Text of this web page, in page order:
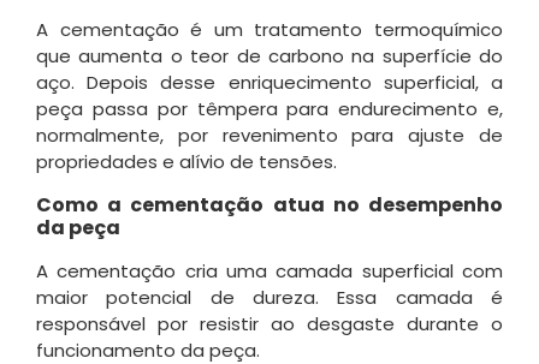
A cementação é um tratamento termoquímico
que aumenta o teor de carbono na superfície do
aço. Depois desse enriquecimento superficial, a
peça passa por têmpera para endurecimento e,
normalmente, por revenimento para ajuste de
propriedades e alívio de tensões.
Como a cementação atua no desempenho
da peça
A cementação cria uma camada superficial com
maior potencial de dureza. Essa camada é
responsável por resistir ao desgaste durante o
funcionamento da peça.